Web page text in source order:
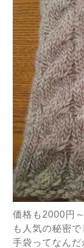
価格も2000円
も人気の秘密で
手袋ってなんだ